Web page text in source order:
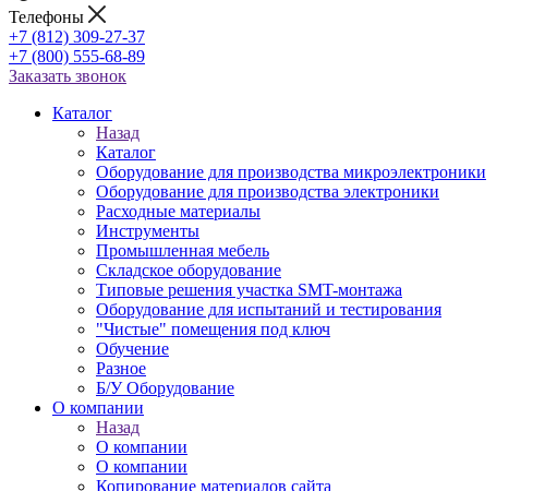
Телефоны
+7 (812) 309-27-37
+7 (800) 555-68-89
Заказать звонок
Каталог
Назад
Каталог
Оборудование для производства микроэлектроники
Оборудование для производства электроники
Расходные материалы
Инструменты
Промышленная мебель
Складское оборудование
Типовые решения участка SMT-монтажа
Оборудование для испытаний и тестирования
"Чистые" помещения под ключ
Обучение
Разное
Б/У Оборудование
О компании
Назад
О компании
О компании
Копирование материалов сайта